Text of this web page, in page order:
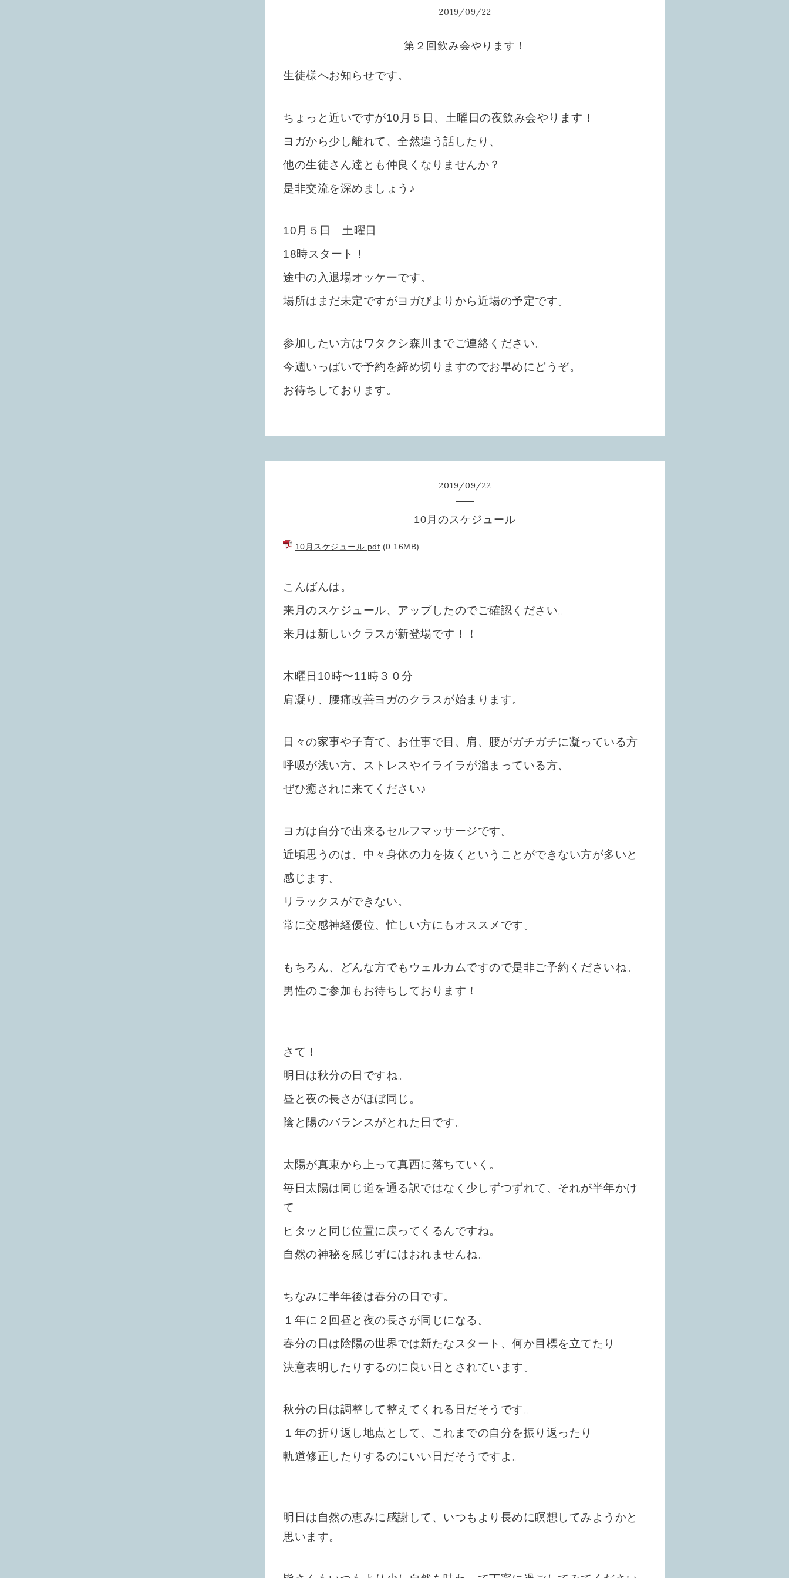
2019/09/22
第２回飲み会やります！
生徒様へお知らせです。
ちょっと近いですが10月５日、土曜日の夜飲み会やります！
ヨガから少し離れて、全然違う話したり、
他の生徒さん達とも仲良くなりませんか？
是非交流を深めましょう♪
10月５日 土曜日
18時スタート！
途中の入退場オッケーです。
場所はまだ未定ですがヨガびよりから近場の予定です。
参加したい方はワタクシ森川までご連絡ください。
今週いっぱいで予約を締め切りますのでお早めにどうぞ。
お待ちしております。
2019/09/22
10月のスケジュール
10月スケジュール.pdf (0.16MB)
こんばんは。
来月のスケジュール、アップしたのでご確認ください。
来月は新しいクラスが新登場です！！
木曜日10時〜11時３０分
肩凝り、腰痛改善ヨガのクラスが始まります。
日々の家事や子育て、お仕事で目、肩、腰がガチガチに凝っている方
呼吸が浅い方、ストレスやイライラが溜まっている方、
ぜひ癒されに来てください♪
ヨガは自分で出来るセルフマッサージです。
近頃思うのは、中々身体の力を抜くということができない方が多いと
感じます。
リラックスができない。
常に交感神経優位、忙しい方にもオススメです。
もちろん、どんな方でもウェルカムですので是非ご予約くださいね。
男性のご参加もお待ちしております！
さて！
明日は秋分の日ですね。
昼と夜の長さがほぼ同じ。
陰と陽のバランスがとれた日です。
太陽が真東から上って真西に落ちていく。
毎日太陽は同じ道を通る訳ではなく少しずつずれて、それが半年かけ
て
ピタッと同じ位置に戻ってくるんですね。
自然の神秘を感じずにはおれませんね。
ちなみに半年後は春分の日です。
１年に２回昼と夜の長さが同じになる。
春分の日は陰陽の世界では新たなスタート、何か目標を立てたり
決意表明したりするのに良い日とされています。
秋分の日は調整して整えてくれる日だそうです。
１年の折り返し地点として、これまでの自分を振り返ったり
軌道修正したりするのにいい日だそうですよ。
明日は自然の恵みに感謝して、いつもより長めに瞑想してみようかと
思います。